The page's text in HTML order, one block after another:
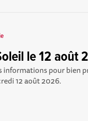
le 12 août
informations pour bien
12 août 2026.